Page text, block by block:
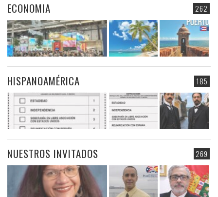
262
ECONOMIA
185
HISPANOAMÉRICA
269
NUESTROS INVITADOS